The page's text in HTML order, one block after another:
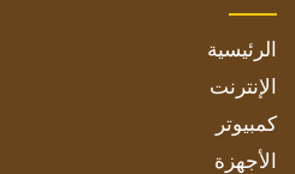
الرئيسية
الإنترنت
كمبيوتر
الأجهزة